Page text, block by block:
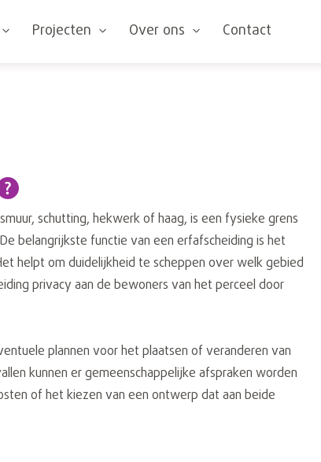
Projecten Over ons Contact
schutting, hekwerk of haag, is een fysieke grens
belangrijkste functie van een erfafscheiding is het
helpt om duidelijkheid te scheppen over welk gebied
privacy aan de bewoners van het perceel door
plannen voor het plaatsen of veranderen van
kunnen er gemeenschappelijke afspraken worden
of het kiezen van een ontwerp dat aan beide